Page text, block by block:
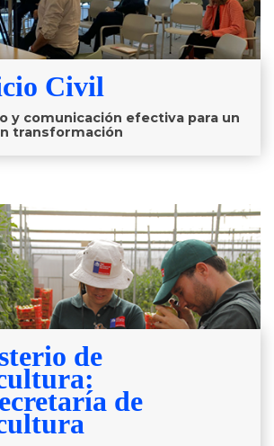
Civil
y comunicación efectiva para un
transformación
de
de